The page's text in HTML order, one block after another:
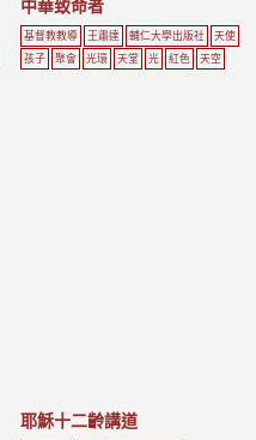
中華致命者
基督教教導 王肅達 輔仁大學出版社
天使
孩子
聚會 光環 天堂 光 紅色 天空
耶穌十二齡講道